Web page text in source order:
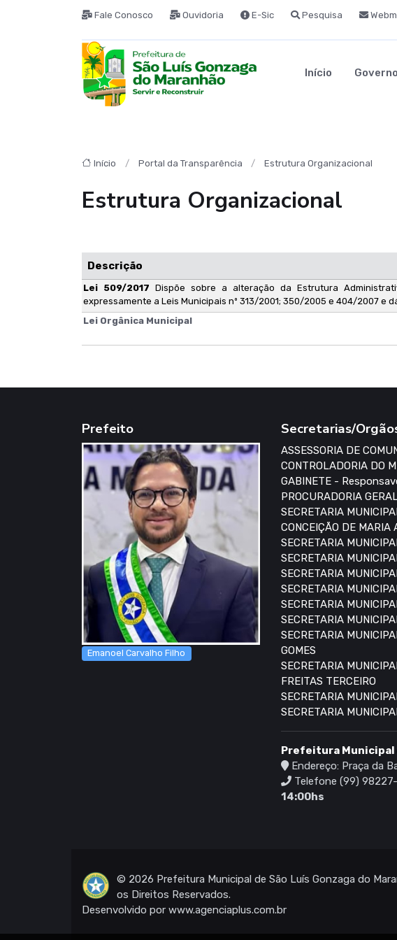
Fale Conosco Ouvidoria E-Sic Pesquisa
Início Governo
Início Portal da Transparência Estrutura Organizacional
Estrutura Organizacional
Descrição
Lei 509/2017 Dispõe sobre a alteração da Estrutura
expressamente a Leis Municipais nº 313/2001; 350/2005 e 404/2007 e
Lei Orgânica Municipal
Prefeito
Emanoel Carvalho Filho
Secretarias/
ASSESSORIA DE
CONTROLADORIA DO
GABINETE -
PROCURADORIA
SECRETARIA
CONCEIÇÃO DE MARIA
SECRETARIA
SECRETARIA
SECRETARIA
SECRETARIA
SECRETARIA
SECRETARIA
SECRETARIA
GOMES
SECRETARIA
FREITAS TERCEIRO
SECRETARIA
SECRETARIA
Prefeitura Municipal
Endereço: Praça da
Telefone (99)
14:00hs
© 2026 Prefeitura Municipal de São Luís Gonzaga do
os Direitos Reservados.
Desenvolvido por www.agenciaplus.com.br